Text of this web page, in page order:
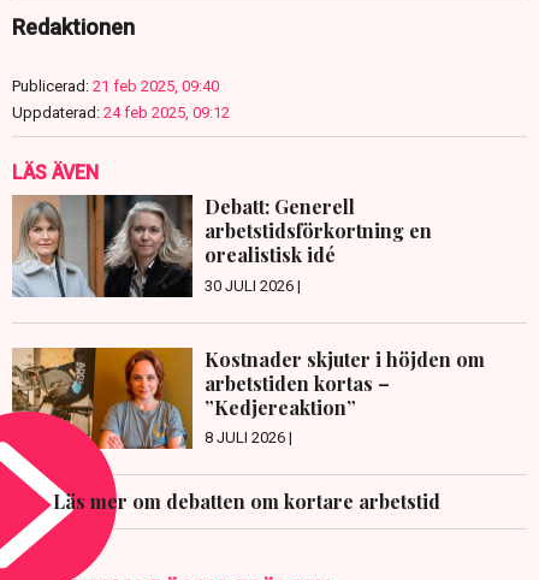
Redaktionen
Publicerad: 21 feb 2025, 09:40
Uppdaterad: 24 feb 2025, 09:12
LÄS ÄVEN
Debatt: Generell
arbetstidsförkortning en
orealistisk idé
30 JULI 2026 |
Kostnader skjuter i höjden om
arbetstiden kortas –
”Kedjereaktion”
8 JULI 2026 |
Läs mer om debatten om kortare arbetstid